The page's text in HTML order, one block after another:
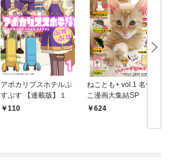
アポカリプスホテルぷ
すぷす 【連載版】１
110
ねことも+ vol.1 名作ね
こ漫画大集結SP
624